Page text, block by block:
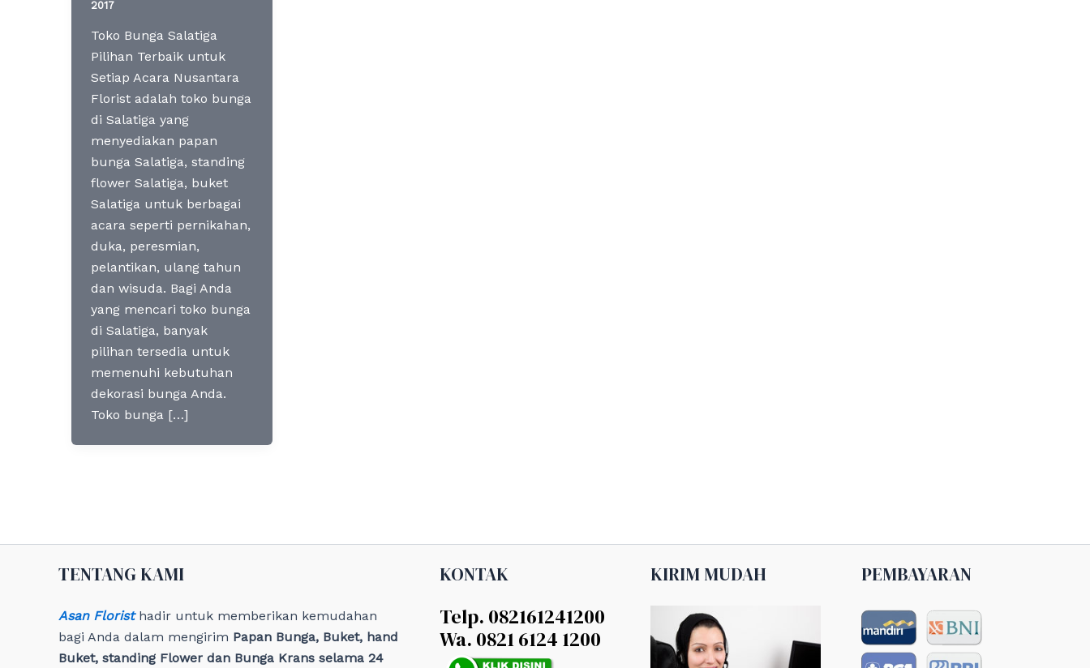
2017
Toko Bunga Salatiga
Pilihan Terbaik untuk
Setiap Acara Nusantara
Florist adalah toko bunga
di Salatiga yang
menyediakan papan
bunga Salatiga, standing
flower Salatiga, buket
Salatiga untuk berbagai
acara seperti pernikahan,
duka, peresmian,
pelantikan, ulang tahun
dan wisuda. Bagi Anda
yang mencari toko bunga
di Salatiga, banyak
pilihan tersedia untuk
memenuhi kebutuhan
dekorasi bunga Anda.
Toko bunga […]
TENTANG KAMI
Asan Floristhadir untuk memberikan kemudahan
bagi Anda dalam mengirim Papan Bunga, Buket, hand
Buket, standing Flower dan Bunga Krans selama 24
KONTAK
Telp. 082161241200
Wa. 0821 6124 1200
KIRIM MUDAH PEMBAYARAN